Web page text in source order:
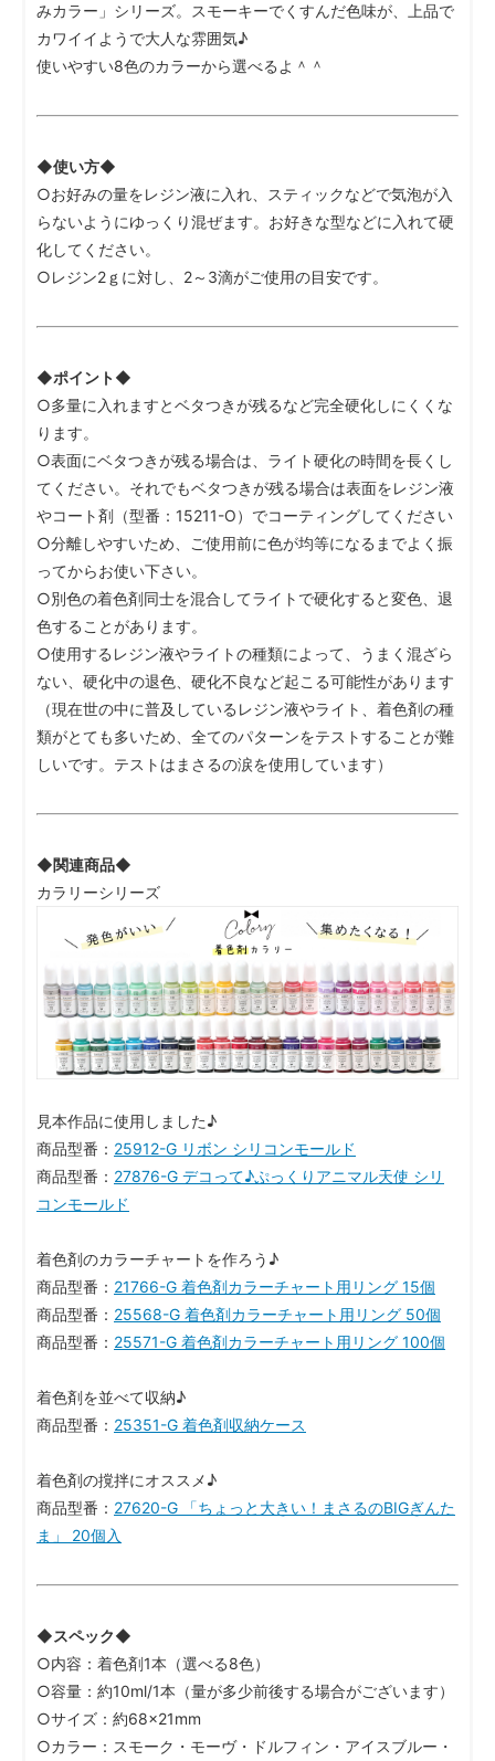
みカラー」シリーズ。スモーキーでくすんだ色味が、上品で
カワイイようで大人な雰囲気♪
使いやすい8色のカラーから選べるよ＾＾
◆使い方◆
○お好みの量をレジン液に入れ、スティックなどで気泡が入
らないようにゆっくり混ぜます。お好きな型などに入れて硬
化してください。
○レジン2ｇに対し、2～3滴がご使用の目安です。
◆ポイント◆
○多量に入れますとベタつきが残るなど完全硬化しにくくな
ります。
○表面にベタつきが残る場合は、ライト硬化の時間を長くし
てください。それでもベタつきが残る場合は表面をレジン液
やコート剤（型番：15211-O）でコーティングしてください
○分離しやすいため、ご使用前に色が均等になるまでよく振
ってからお使い下さい。
○別色の着色剤同士を混合してライトで硬化すると変色、退
色することがあります。
○使用するレジン液やライトの種類によって、うまく混ざら
ない、硬化中の退色、硬化不良など起こる可能性があります
（現在世の中に普及しているレジン液やライト、着色剤の種
類がとても多いため、全てのパターンをテストすることが難
しいです。テストはまさるの涙を使用しています）
◆関連商品◆
カラリーシリーズ
見本作品に使用しました♪
商品型番： 25912-G リボン シリコンモールド
商品型番： 27876-G デコって♪ぷっくりアニマル天使 シリ
コンモールド
着色剤のカラーチャートを作ろう♪
商品型番： 21766-G 着色剤カラーチャート用リング 15個
商品型番： 25568-G 着色剤カラーチャート用リング 50個
商品型番： 25571-G 着色剤カラーチャート用リング 100個
着色剤を並べて収納♪
商品型番： 25351-G 着色剤収納ケース
着色剤の撹拌にオススメ♪
商品型番： 27620-G 「ちょっと大きい！まさるのBIGぎんた
ま」 20個入
◆スペック◆
○内容：着色剤1本（選べる8色）
○容量：約10ml/1本（量が多少前後する場合がございます）
○サイズ：約68×21mm
○カラー：スモーク・モーヴ・ドルフィン・アイスブルー・